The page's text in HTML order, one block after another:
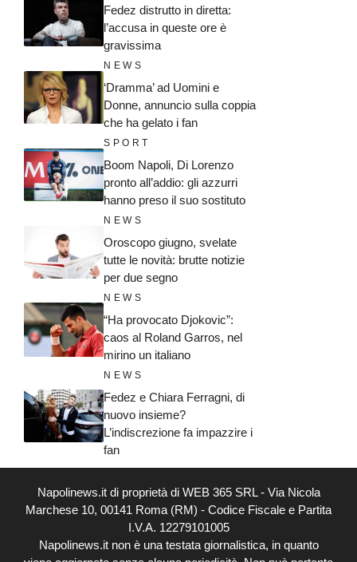
Fedez distrutto in diretta:
l’accusa in queste ore è
gravissima
NEWS
‘Dramma’ ad Uomini e
Donne, annuncio sulla coppia
che ha gelato i fan
SPORT
Boom Napoli, Di Lorenzo
pronto all’addio: gli azzurri
hanno preso il suo sostituto
NEWS
Oroscopo giugno, svelate
tutte le novità: brutte notizie
per due segno
NEWS
“Ha provocato Djokovic”:
caos al Roland Garros, nel
mirino un italiano
NEWS
Fedez e Chiara Ferragni, di
nuovo insieme?
L’indiscrezione fa impazzire i
fan
Napolinews.it di proprietà di WEB 365 SRL - Via Nicola
Marchese 10, 00141 Roma (RM) - Codice Fiscale e Partita
I.V.A. 12279101005
Napolinews.it non è una testata giornalistica, in quanto